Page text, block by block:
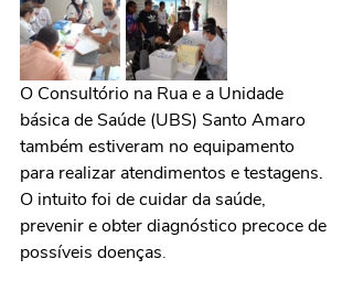
O Consultório na Rua e a Unidade
básica de Saúde (UBS) Santo Amaro
também estiveram no equipamento
para realizar atendimentos e testagens.
O intuito foi de cuidar da saúde,
prevenir e obter diagnóstico precoce de
possíveis doenças.